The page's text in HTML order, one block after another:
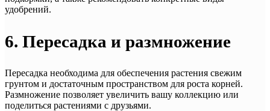
удобрений.
6. Пересадка и размножение
Пересадка необходима для обеспечения растения свежим
грунтом и достаточным пространством для роста корней.
Размножение позволяет увеличить вашу коллекцию или
поделиться растениями с друзьями.